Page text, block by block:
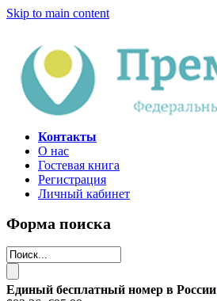
Skip to main content
Контакты
О нас
Гостевая книга
Регистрация
Личный кабинет
Форма поиска
Единый бесплатный номер в России